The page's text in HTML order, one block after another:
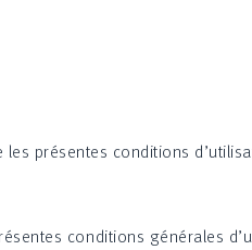
présentes conditions
conditions générales